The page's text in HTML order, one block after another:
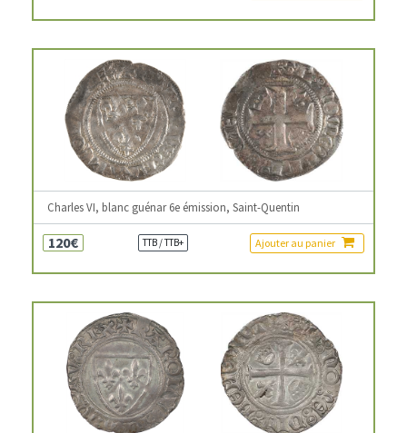
Charles VI, blanc guénar 6e émission, Saint-Quentin
120€ TTB / TTB+ Ajouter au panier